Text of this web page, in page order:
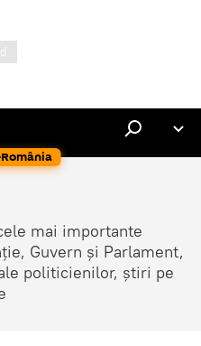
mai importante
Guvern și Parlament,
politicienilor, știri pe